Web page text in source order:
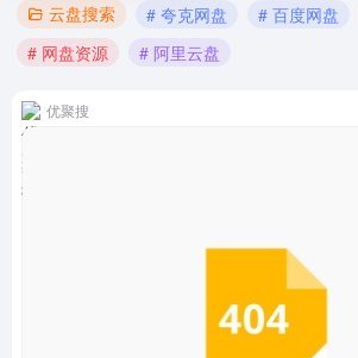
云盘搜索 # 夸克网盘 # 百度网盘
# 网盘资源
# 阿里云盘
优聚搜